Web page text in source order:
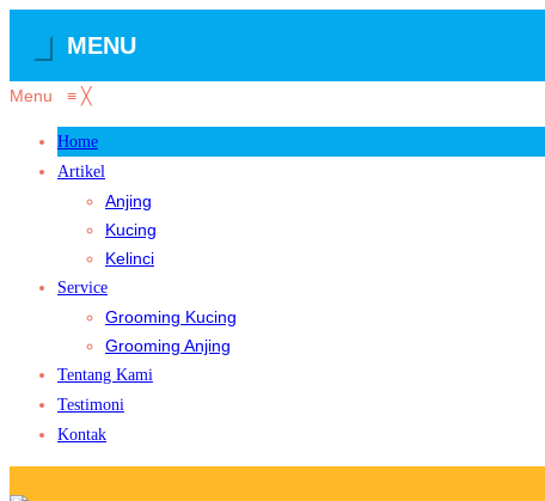
MENU
Menu ≡ ╳
Home
Artikel
Anjing
Kucing
Kelinci
Service
Grooming Kucing
Grooming Anjing
Tentang Kami
Testimoni
Kontak